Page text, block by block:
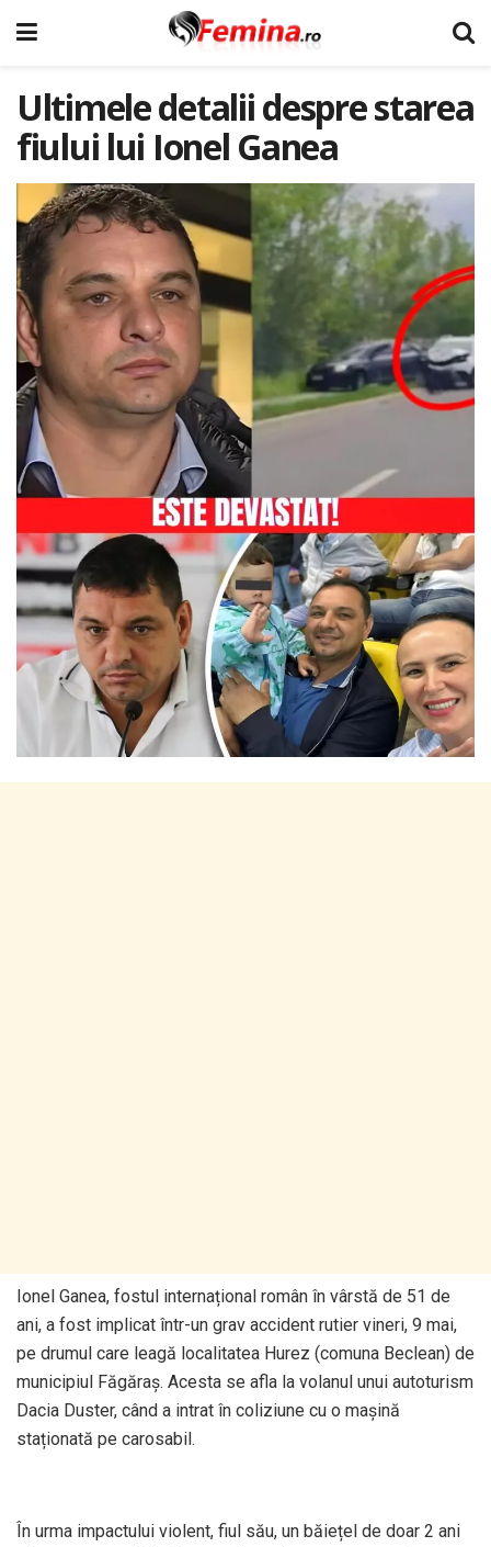
Ultimele detalii despre starea
fiului lui Ionel Ganea
Ionel Ganea, fostul internațional român în vârstă de 51 de
ani, a fost implicat într-un grav accident rutier vineri, 9 mai,
pe drumul care leagă localitatea Hurez (comuna Beclean) de
municipiul Făgăraș. Acesta se afla la volanul unui autoturism
Dacia Duster, când a intrat în coliziune cu o mașină
staționată pe carosabil.
În urma impactului violent, fiul său, un băiețel de doar 2 ani